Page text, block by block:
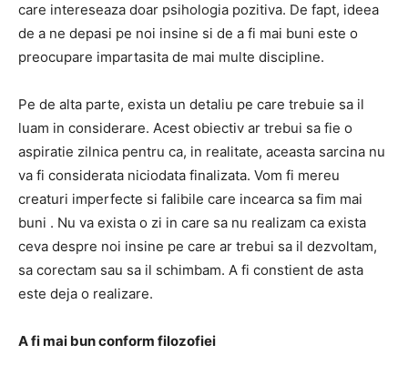
care intereseaza doar psihologia pozitiva. De fapt, ideea
de a ne depasi pe noi insine si de a fi mai buni este o
preocupare impartasita de mai multe discipline.
Pe de alta parte, exista un detaliu pe care trebuie sa il
luam in considerare. Acest obiectiv ar trebui sa fie o
aspiratie zilnica pentru ca, in realitate, aceasta sarcina nu
va fi considerata niciodata finalizata. Vom fi mereu
creaturi imperfecte si falibile care incearca sa fim mai
buni . Nu va exista o zi in care sa nu realizam ca exista
ceva despre noi insine pe care ar trebui sa il dezvoltam,
sa corectam sau sa il schimbam. A fi constient de asta
este deja o realizare.
A fi mai bun conform filozofiei